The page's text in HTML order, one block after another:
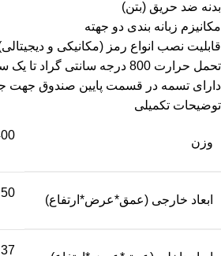
بدنه ضد حریق (بتن)
مکانیزم زبانه بندی دو جهته
قابلیت نصب انواع رمز (مکانیکی و
تحمل حرارت 800 درجه سانتی گراد تا یک ساعت داراست
دارای تسمه در قسمت پایین صندوق جهت
توضیحات تکمیلی
وزن
400
ابعاد خارجی (عمق*عرض*ارتفاع)
50 * 50 * 150 سانتی متر
37 * 42 * 138 سانتی متر